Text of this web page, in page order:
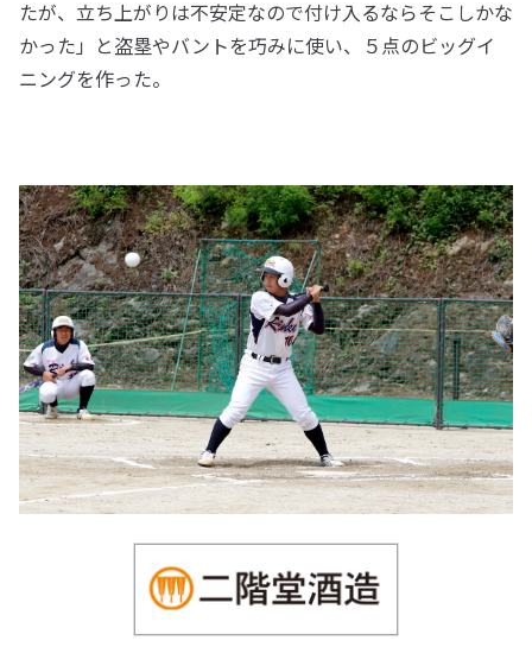
たが、立ち上がりは不安定なので付け入るならそこしかな
かった」と盗塁やバントを巧みに使い、５点のビッグイ
ニングを作った。